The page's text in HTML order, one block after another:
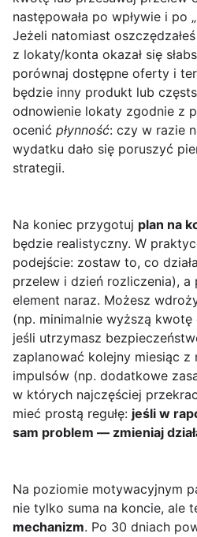
następowała po wpływie i po
Jeżeli natomiast
z lokaty/konta okazał się
porównaj dostępne oferty i
będzie inny produkt lub
odnowienie lokaty zgodnie z
ocenić płynność: czy w razie
wydatku dało się poruszyć
strategii.
Na koniec przygotuj plan na
będzie realistyczny. W
podejście: zostaw to, co
przelew i dzień rozliczenia),
element naraz. Możesz
(np. minimalnie wyższą
jeśli utrzymasz
zaplanować kolejny miesiąc z
impulsów (np. dodatkowe
w których najczęściej
mieć prostą regułę: jeśli w
sam problem — zmieniaj
Na poziomie motywacyjnym
nie tylko suma na koncie, ale
mechanizm. Po 30 dniach